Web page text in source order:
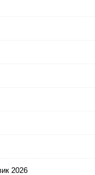
2026